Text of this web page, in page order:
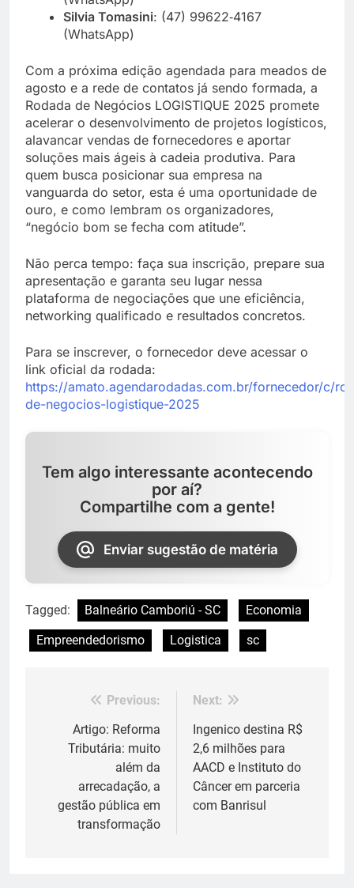
Silvia Tomasini: (47) 99622‑4167
(WhatsApp)
Com a próxima edição agendada para meados de
agosto e a rede de contatos já sendo formada, a
Rodada de Negócios LOGISTIQUE 2025 promete
acelerar o desenvolvimento de projetos logísticos,
alavancar vendas de fornecedores e aportar
soluções mais ágeis à cadeia produtiva. Para
quem busca posicionar sua empresa na
vanguarda do setor, esta é uma oportunidade de
ouro, e como lembram os organizadores,
“negócio bom se fecha com atitude”.
Não perca tempo: faça sua inscrição, prepare sua
apresentação e garanta seu lugar nessa
plataforma de negociações que une eficiência,
networking qualificado e resultados concretos.
Para se inscrever, o fornecedor deve acessar o
link oficial da rodada:
https://amato.agendarodadas.com.br/fornecedor/c/
de-negocios-logistique-2025
Tem algo interessante acontecendo
por aí?
Compartilhe com a gente!
Enviar sugestão de matéria
Tagged: Balneário Camboriú - SC
Economia
Empreendedorismo
Logistica sc
Navegação
Previous:
Artigo: Reforma
Tributária: muito
além da
arrecadação, a
gestão pública em
transformação
Next:
Ingenico destina R$
2,6 milhões para
AACD e Instituto do
Câncer em parceria
com Banrisul